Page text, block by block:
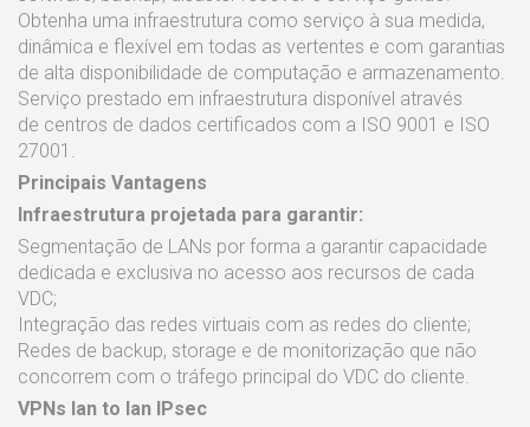
Obtenha uma infraestrutura como serviço à sua medida,
dinâmica e flexível em todas as vertentes e com garantias
de alta disponibilidade de computação e armazenamento.
Serviço prestado em infraestrutura disponível através
de centros de dados certificados com a ISO 9001 e ISO
27001.
Principais Vantagens
Infraestrutura projetada para garantir:
Segmentação de LANs por forma a garantir capacidade
dedicada e exclusiva no acesso aos recursos de cada
VDC;
Integração das redes virtuais com as redes do cliente;
Redes de backup, storage e de monitorização que não
concorrem com o tráfego principal do VDC do cliente.
VPNs lan to lan IPsec